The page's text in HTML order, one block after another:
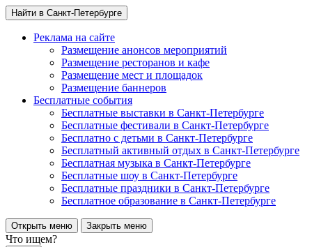
Найти в Санкт-Петербурге
Реклама на сайте
Размещение анонсов мероприятий
Размещение ресторанов и кафе
Размещение мест и площадок
Размещение баннеров
Бесплатные события
Бесплатные выставки в Санкт-Петербурге
Бесплатные фестивали в Санкт-Петербурге
Бесплатно с детьми в Санкт-Петербурге
Бесплатный активный отдых в Санкт-Петербурге
Бесплатная музыка в Санкт-Петербурге
Бесплатные шоу в Санкт-Петербурге
Бесплатные праздники в Санкт-Петербурге
Бесплатное образование в Санкт-Петербурге
Открыть меню Закрыть меню
Что ищем?